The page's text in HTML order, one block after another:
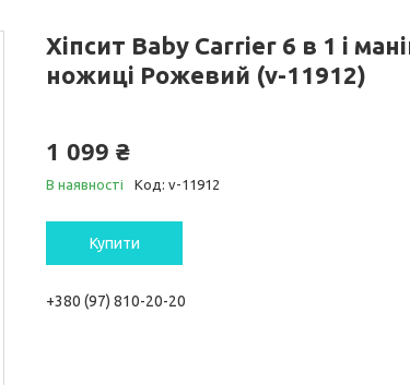
Хіпсит Baby Carrier 6 в 1 і
ножиці Рожевий (v-11912)
1 099 ₴
В наявності Код: v-11912
Купити
+380 (97) 810-20-20